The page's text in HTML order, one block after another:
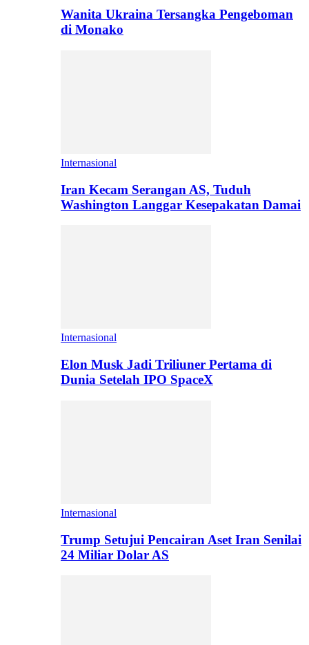
Wanita Ukraina Tersangka Pengeboman
di Monako
Internasional
Iran Kecam Serangan AS, Tuduh
Washington Langgar Kesepakatan Damai
Internasional
Elon Musk Jadi Triliuner Pertama di
Dunia Setelah IPO SpaceX
Internasional
Trump Setujui Pencairan Aset Iran Senilai
24 Miliar Dolar AS